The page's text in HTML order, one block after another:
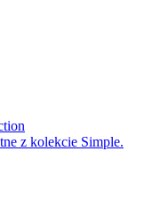
z kolekcie Simple.